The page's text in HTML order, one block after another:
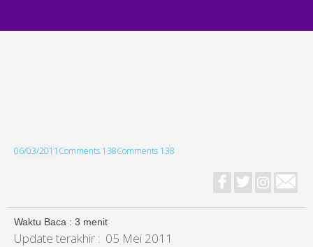
06/03/2011 Comments 138Comments 138
Waktu Baca : 3 menit
Update terakhir : 05 Mei 2011